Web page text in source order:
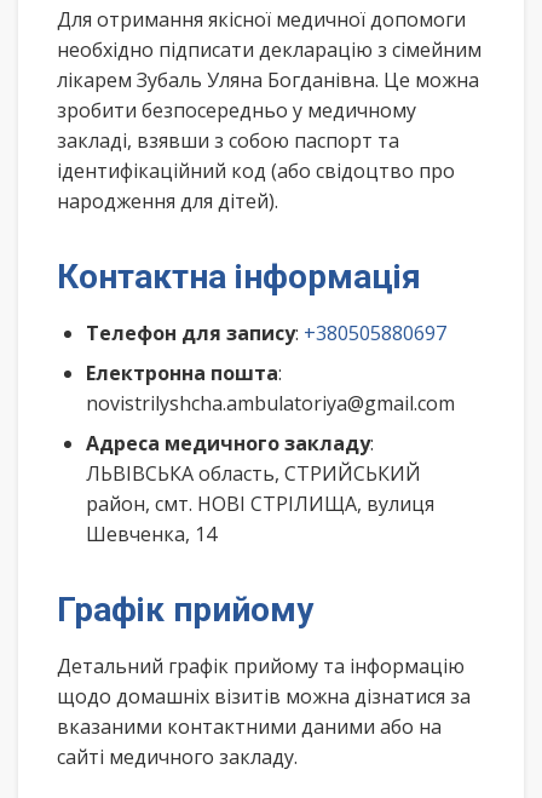
Для отримання якісної медичної допомоги
необхідно підписати декларацію з сімейним
лікарем Зубаль Уляна Богданівна. Це можна
зробити безпосередньо у медичному
закладі, взявши з собою паспорт та
ідентифікаційний код (або свідоцтво про
народження для дітей).
Контактна інформація
Телефон для запису: +380505880697
Електронна пошта:
novistrilyshcha.ambulatoriya@gmail.com
Адреса медичного закладу:
ЛЬВІВСЬКА область, СТРИЙСЬКИЙ
район, смт. НОВІ СТРІЛИЩА, вулиця
Шевченка, 14
Графік прийому
Детальний графік прийому та інформацію
щодо домашніх візитів можна дізнатися за
вказаними контактними даними або на
сайті медичного закладу.